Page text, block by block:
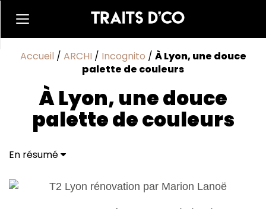
Accueil / ARCHI / Incognito / À Lyon, une douce
palette de couleurs
À Lyon, une douce
palette de couleurs
En résumé